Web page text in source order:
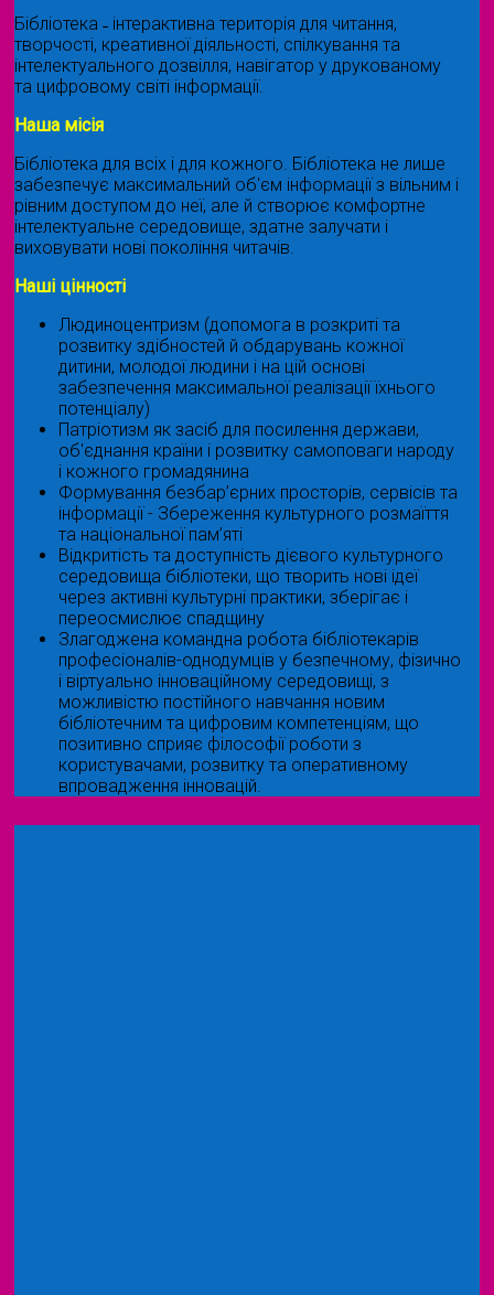
Бібліотека ˗ інтерактивна територія для читання,
творчості, креативної діяльності, спілкування та
інтелектуального дозвілля, навігатор у друкованому
та цифровому світі інформації.
Наша місія
Бібліотека для всіх і для кожного. Бібліотека не лише
забезпечує максимальний об'єм інформації з вільним і
рівним доступом до неї, але й створює комфортне
інтелектуальне середовище, здатне залучати і
виховувати нові покоління читачів.
Наші цінності
Людиноцентризм (допомога в розкриті та
розвитку здібностей й обдарувань кожної
дитини, молодої людини і на цій основі
забезпечення максимальної реалізації їхнього
потенціалу)
Патріотизм як засіб для посилення держави,
об'єднання країни і розвитку самоповаги народу
і кожного громадянина
Формування безбар’єрних просторів, сервісів та
інформації - Збереження культурного розмаїття
та національної пам’яті
Відкритість та доступність дієвого культурного
середовища бібліотеки, що творить нові ідеї
через активні культурні практики, зберігає і
переосмислює спадщину
Злагоджена командна робота бібліотекарів
професіоналів-однодумців у безпечному, фізично
і віртуально інноваційному середовищі, з
можливістю постійного навчання новим
бібліотечним та цифровим компетенціям, що
позитивно сприяє філософії роботи з
користувачами, розвитку та оперативному
впровадження інновацій.